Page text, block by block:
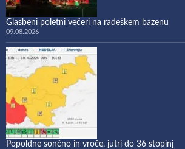
Glasbeni poletni večeri na radeškem bazenu
09.08.2026
Popoldne sončno in vroče, jutri do 36 stopinj